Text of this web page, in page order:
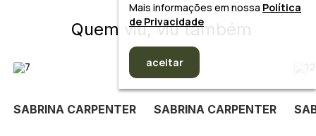
Quem viu, viu também
SABRINA CARPENTER SABRINA CARPENTER
Mais informações em nossa Política
de Privacidade
aceitar